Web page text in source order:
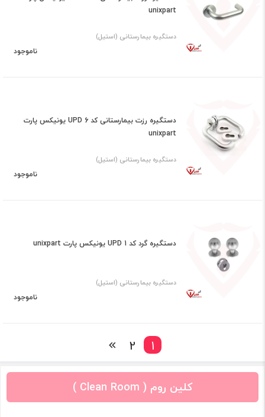
unixpart
دستگیره بیمارستانی (استیل)
ناموجود
دستگیره رزت بیمارستانی کد UPD 6 یونیکس پارت
unixpart
دستگیره بیمارستانی (استیل)
ناموجود
دستگیره گرد کد UPD 1 یونیکس پارت unixpart
دستگیره بیمارستانی (استیل)
ناموجود
1
2
کلین روم ( Clean Room )